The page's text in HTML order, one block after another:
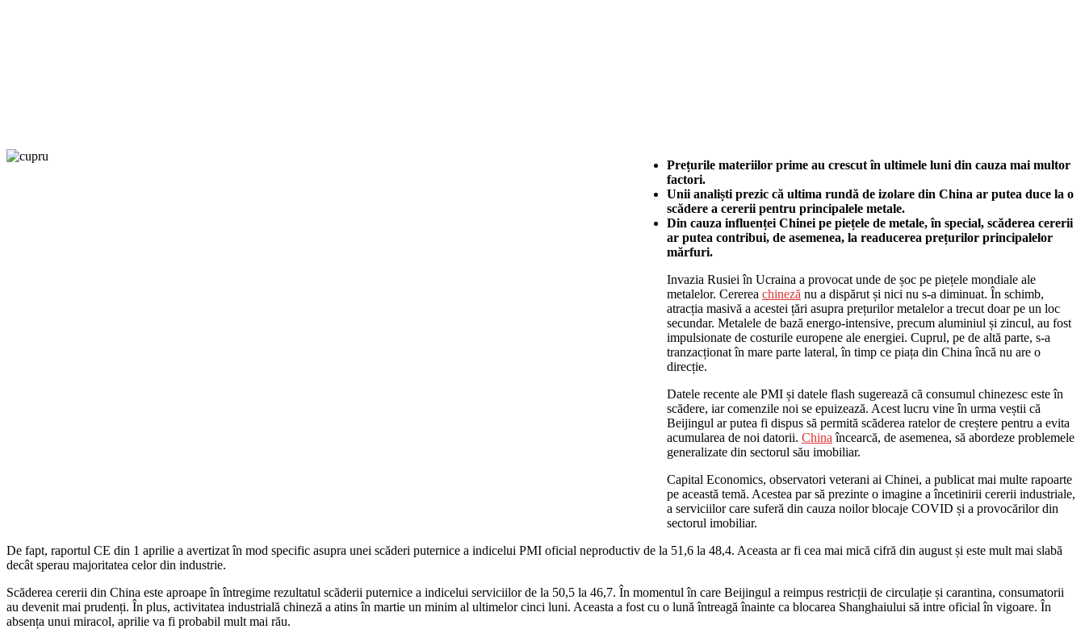
Prețurile materiilor prime au crescut în ultimele luni din cauza mai multor
factori.
Unii analiști prezic că ultima rundă de izolare din China ar putea duce la o
scădere a cererii pentru principalele metale.
Din cauza influenței Chinei pe piețele de metale, în special, scăderea cererii
ar putea contribui, de asemenea, la readucerea prețurilor principalelor
mărfuri.
Invazia Rusiei în Ucraina a provocat unde de șoc pe piețele mondiale ale
metalelor. Cererea chineză nu a dispărut și nici nu s-a diminuat. În schimb,
atracția masivă a acestei țări asupra prețurilor metalelor a trecut doar pe un loc
secundar. Metalele de bază energo-intensive, precum aluminiul și zincul, au fost
impulsionate de costurile europene ale energiei. Cuprul, pe de altă parte, s-a
tranzacționat în mare parte lateral, în timp ce piața din China încă nu are o
direcție.
Datele recente ale PMI și datele flash sugerează că consumul chinezesc este în
scădere, iar comenzile noi se epuizează. Acest lucru vine în urma veștii că
Beijingul ar putea fi dispus să permită scăderea ratelor de creștere pentru a evita
acumularea de noi datorii. China încearcă, de asemenea, să abordeze problemele
generalizate din sectorul său imobiliar.
Capital Economics, observatori veterani ai Chinei, a publicat mai multe rapoarte
pe această temă. Acestea par să prezinte o imagine a încetinirii cererii industriale,
a serviciilor care suferă din cauza noilor blocaje COVID și a provocărilor din
sectorul imobiliar.
De fapt, raportul CE din 1 aprilie a avertizat în mod specific asupra unei scăderi puternice a indicelui PMI oficial neproductiv de la 51,6 la 48,4. Aceasta ar fi cea mai mică cifră din august și este mult mai slabă
decât sperau majoritatea celor din industrie.
Scăderea cererii din China este aproape în întregime rezultatul scăderii puternice a indicelui serviciilor de la 50,5 la 46,7. În momentul în care Beijingul a reimpus restricții de circulație și carantina, consumatorii
au devenit mai prudenți. În plus, activitatea industrială chineză a atins în martie un minim al ultimelor cinci luni. Aceasta a fost cu o lună întreagă înainte ca blocarea Shanghaiului să intre oficial în vigoare. În
absența unui miracol, aprilie va fi probabil mult mai rău.